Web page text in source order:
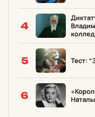
4
5 Тест:
6